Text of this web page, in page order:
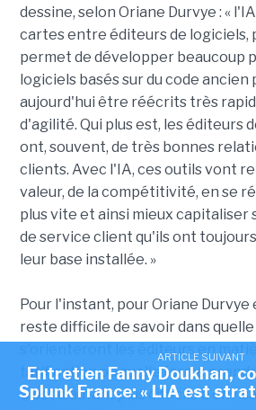
dessine, selon Oriane Durvye : «
cartes entre éditeurs de logiciels,
permet de développer beaucoup
logiciels basés sur du code ancien
aujourd'hui être réécrits très
d'agilité. Qui plus est, les éditeurs
ont, souvent, de très bonnes
clients. Avec l'IA, ces outils vont
valeur, de la compétitivité, en se
plus vite et ainsi mieux capitaliser
de service client qu'ils ont
leur base installée. »
Pour l'instant, pour Oriane Durvye
reste difficile de savoir dans
s'orienteront les éditeurs en
tarification ou quelle forme
C'est d'autant plus difficile à
ARTICLE SUIVANT
Entretien Fanny Doukhan,
Splunk France: « L'IA est